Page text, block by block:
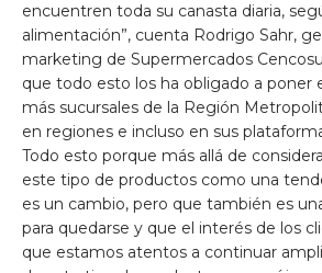
encuentren toda su canasta diaria,
alimentación”, cuenta Rodrigo Sahr,
marketing de Supermercados
que todo esto los ha obligado a poner
más sucursales de la Región
en regiones e incluso en sus
Todo esto porque más allá de
este tipo de productos como una
es un cambio, pero que también es
para quedarse y que el interés de los
que estamos atentos a continuar